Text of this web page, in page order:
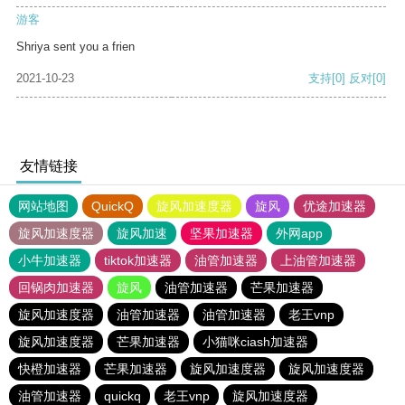
游客
Shriya sent you a frien
2021-10-23 支持[0] 反对[0]
友情链接
网站地图 QuickQ 旋风加速度器 旋风
优途加速器
旋风加速度器
旋风加速 坚果加速器
外网app
小牛加速器
tiktok加速器 油管加速器
上油管加速器
回锅肉加速器
旋风 油管加速器
芒果加速器
旋风加速度器
油管加速器 油管加速器
老王vnp
旋风加速度器
芒果加速器
小猫咪ciash加速器
快橙加速器
芒果加速器 旋风加速度器
旋风加速度器
油管加速器
quickq 老王vnp 旋风加速度器